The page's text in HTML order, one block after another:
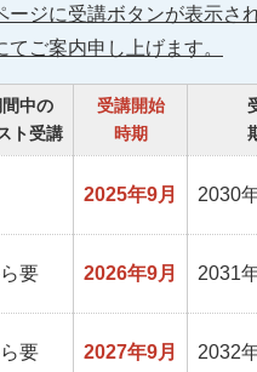
ージに受講ボタンが表示さ
ご案内申し上げます。
中の
ト受講
受講開始
時期
2025年9月 2030
要 2026年9月 2031
要 2027年9月 2032